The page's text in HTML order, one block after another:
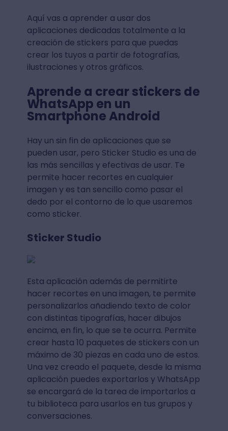
Aquí vas a aprender a usar dos
aplicaciones dedicadas totalmente a la
creación de stickers para que puedas
crear los tuyos a partir de fotografías,
ilustraciones y otros gráficos.
Aprende a crear stickers de
WhatsApp en un
Smartphone Android
Hay un sin fin de aplicaciones que se
pueden usar, pero Sticker Studio es una de
las más sencillas y efectivas de usar. Te
permite hacer recortes en cualquier
imagen y es tan sencillo como pasar el
dedo por el contorno de lo que usaremos
como sticker.
Sticker Studio
Esta aplicación además de permitirte
hacer recortes en una imagen, te permite
personalizarlos añadiendo texto de color
con distintas tipografías, hacer dibujos
encima, en fin, lo que se te ocurra. Permite
crear hasta 10 paquetes de stickers con un
máximo de 30 piezas en cada uno de estos.
Una vez creado el paquete, desde la misma
aplicación puedes exportarlos y WhatsApp
se encargará de la tarea de importarlos a
tu biblioteca para usarlos en tus grupos y
conversaciones.